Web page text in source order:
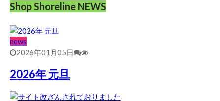
Shop Shoreline NEWS
news
2026年01月05日
2026年 元旦